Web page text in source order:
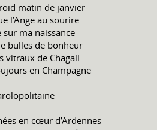
matin de janvier
l’Ange au sourire
sur ma naissance
bulles de bonheur
vitraux de Chagall
en Champagne
en cœur d’Ardennes